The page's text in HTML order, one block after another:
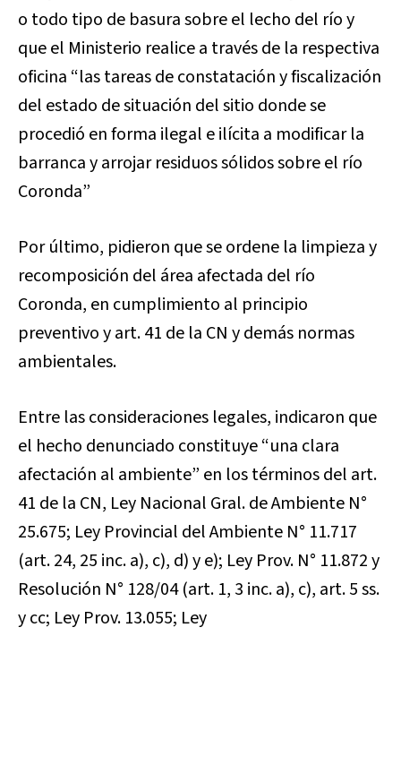
o todo tipo de basura sobre el lecho del río y
que el Ministerio realice a través de la respectiva
oficina “las tareas de constatación y fiscalización
del estado de situación del sitio donde se
procedió en forma ilegal e ilícita a modificar la
barranca y arrojar residuos sólidos sobre el río
Coronda”
Por último, pidieron que se ordene la limpieza y
recomposición del área afectada del río
Coronda, en cumplimiento al principio
preventivo y art. 41 de la CN y demás normas
ambientales.
Entre las consideraciones legales, indicaron que
el hecho denunciado constituye “una clara
afectación al ambiente” en los términos del art.
41 de la CN, Ley Nacional Gral. de Ambiente N°
25.675; Ley Provincial del Ambiente N° 11.717
(art. 24, 25 inc. a), c), d) y e); Ley Prov. N° 11.872 y
Resolución N° 128/04 (art. 1, 3 inc. a), c), art. 5 ss.
y cc; Ley Prov. 13.055; Ley